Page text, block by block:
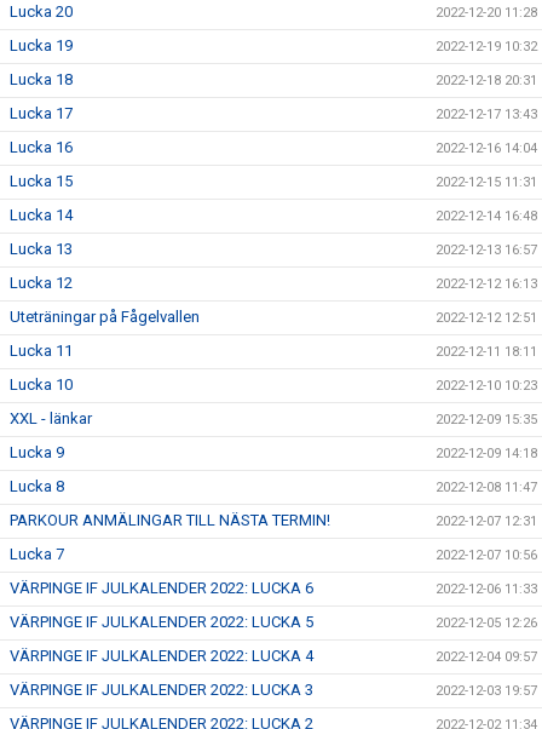
Lucka 20 2022-12-20 11:28
Lucka 19 2022-12-19 10:32
Lucka 18 2022-12-18 20:31
Lucka 17 2022-12-17 13:43
Lucka 16 2022-12-16 14:04
Lucka 15 2022-12-15 11:31
Lucka 14 2022-12-14 16:48
Lucka 13 2022-12-13 16:57
Lucka 12 2022-12-12 16:13
Uteträningar på Fågelvallen 2022-12-12 12:51
Lucka 11 2022-12-11 18:11
Lucka 10 2022-12-10 10:23
XXL - länkar 2022-12-09 15:35
Lucka 9 2022-12-09 14:18
Lucka 8 2022-12-08 11:47
PARKOUR ANMÄLINGAR TILL NÄSTA TERMIN! 2022-12-07 12:31
Lucka 7 2022-12-07 10:56
VÄRPINGE IF JULKALENDER 2022: LUCKA 6 2022-12-06 11:33
VÄRPINGE IF JULKALENDER 2022: LUCKA 5 2022-12-05 12:26
VÄRPINGE IF JULKALENDER 2022: LUCKA 4 2022-12-04 09:57
VÄRPINGE IF JULKALENDER 2022: LUCKA 3 2022-12-03 19:57
VÄRPINGE IF JULKALENDER 2022: LUCKA 2 2022-12-02 11:34